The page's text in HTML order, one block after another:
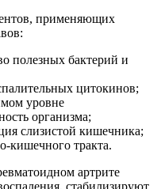
применяющих
полезных бактерий и
цитокинов;
уровне
организма;
слизистой кишечника;
кишечного тракта.
артрите